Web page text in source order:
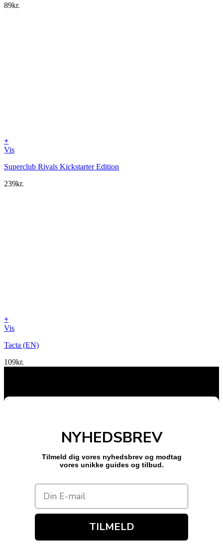
89kr.
+
Vis
Superclub Rivals Kickstarter Edition
239kr.
+
Vis
Tacta (EN)
109kr.
NYHEDSBREV
Tilmeld dig vores nyhedsbrev og modtag
vores unikke guides og tilbud.
TILMELD